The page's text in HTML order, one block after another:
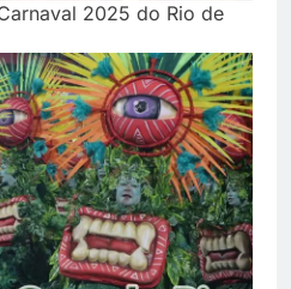
2025 do Rio de